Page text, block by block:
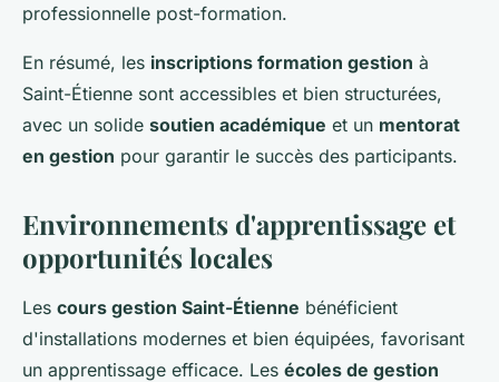
professionnelle post-formation.
En résumé, les inscriptions formation gestion à
Saint-Étienne sont accessibles et bien structurées,
avec un solide soutien académique et un mentorat
en gestion pour garantir le succès des participants.
Environnements d'apprentissage et
opportunités locales
Les cours gestion Saint-Étienne bénéficient
d'installations modernes et bien équipées, favorisant
un apprentissage efficace. Les écoles de gestion